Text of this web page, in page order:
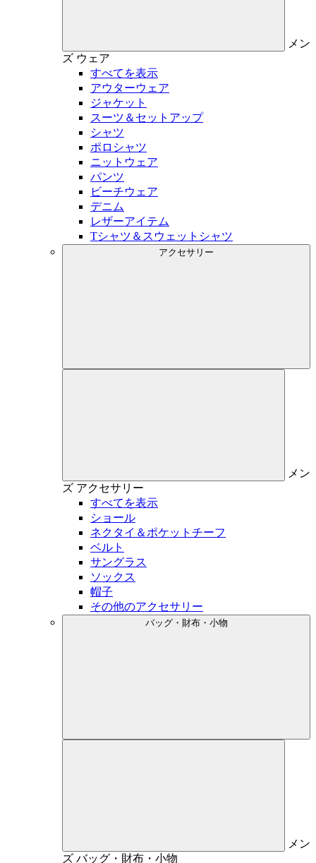
メン
ズ ウェア
すべてを表示
アウターウェア
ジャケット
スーツ＆セットアップ
シャツ
ポロシャツ
ニットウェア
パンツ
ビーチウェア
デニム
レザーアイテム
Tシャツ＆スウェットシャツ
アクセサリー
メン
ズ アクセサリー
すべてを表示
ショール
ネクタイ＆ポケットチーフ
ベルト
サングラス
ソックス
帽子
その他のアクセサリー
バッグ・財布・小物
メン
ズ バッグ・財布・小物